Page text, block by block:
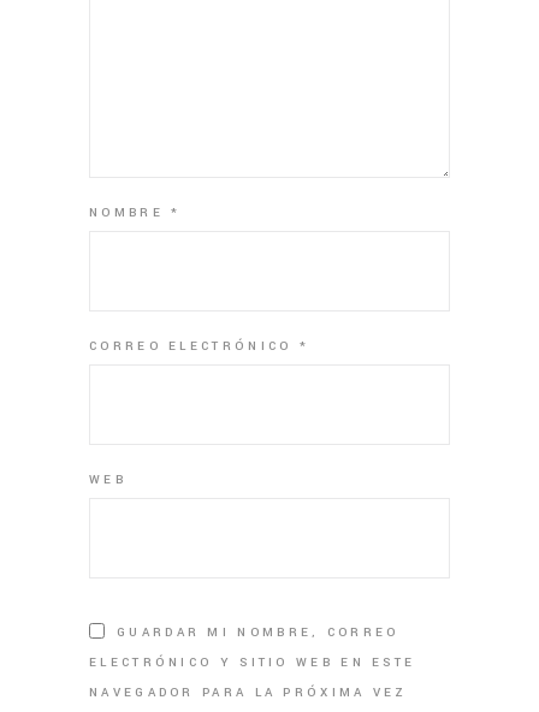
NOMBRE*
CORREO ELECTRÓNICO *
WEB
GUARDAR MI NOMBRE, CORREO
ELECTRÓNICO Y SITIO WEB EN ESTE
NAVEGADOR PARA LA PRÓXIMA VEZ